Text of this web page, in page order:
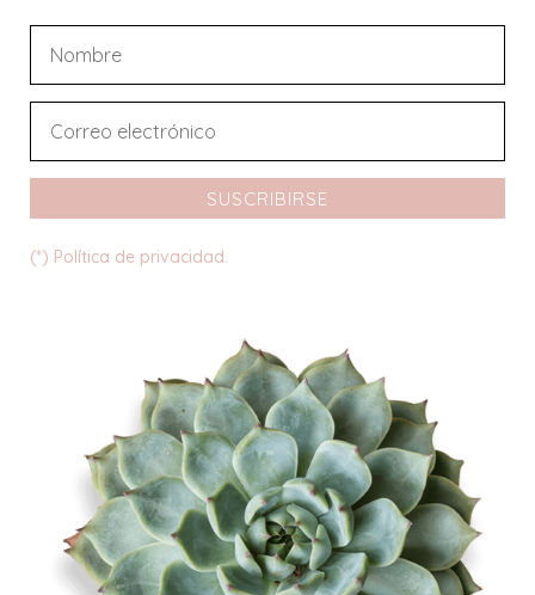
SUSCRIBIRSE
(*) Política de privacidad.